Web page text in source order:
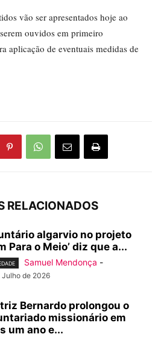
vão ser apresentados hoje ao
ouvidos em primeiro
aplicação de eventuais medidas de
RELACIONADOS
algarvio no projeto
Para o Meio’ diz que a...
Samuel Mendonça -
Julho de 2026
Bernardo prolongou o
missionário em
um ano e...